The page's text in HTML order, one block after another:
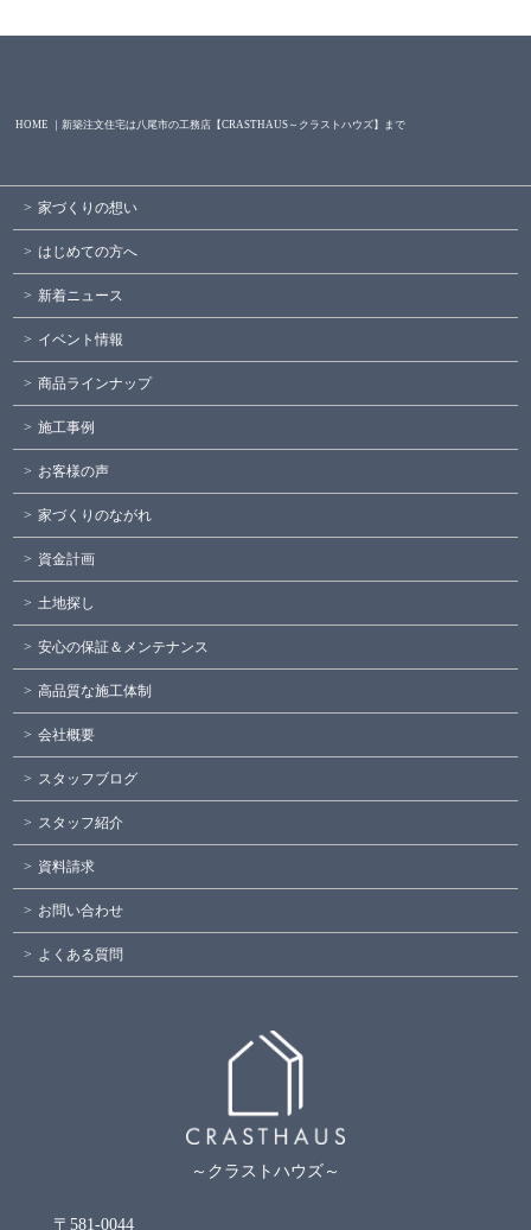
HOME ｜新築注文住宅は八尾市の工務店【CRASTHAUS～クラストハウズ】まで
家づくりの想い
はじめての方へ
新着ニュース
イベント情報
商品ラインナップ
施工事例
お客様の声
家づくりのながれ
資金計画
土地探し
安心の保証＆メンテナンス
高品質な施工体制
会社概要
スタッフブログ
スタッフ紹介
資料請求
お問い合わせ
よくある質問
～クラストハウズ～
〒581-0044